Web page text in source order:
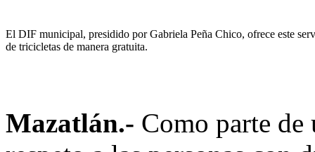
El DIF municipal, presidido por Gabriela Peña Chico, ofrece este
de tricicletas de manera gratuita.
Mazatlán.- Como parte